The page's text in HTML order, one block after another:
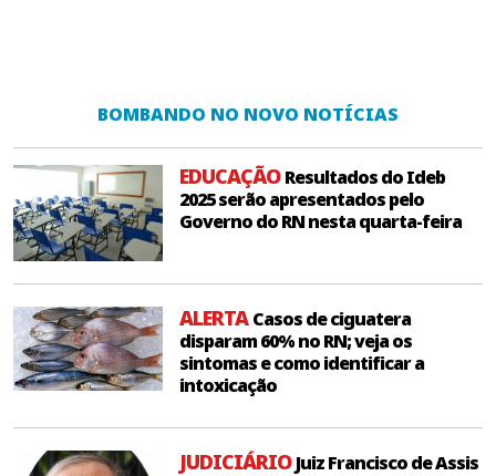
BOMBANDO NO NOVO NOTÍCIAS
EDUCAÇÃOResultados do Ideb
2025 serão apresentados pelo
Governo do RN nesta quarta-feira
ALERTACasos de ciguatera
disparam 60% no RN; veja os
sintomas e como identificar a
intoxicação
JUDICIÁRIOJuiz Francisco de Assis